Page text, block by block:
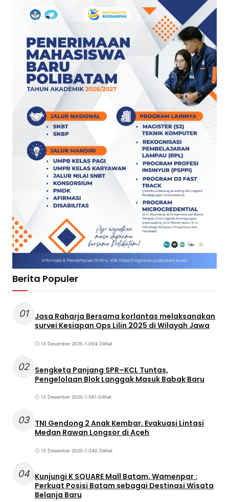
Berita Populer
01
Jasa Raharja Bersama korlantas melaksanakan
survei Kesiapan Ops Lilin 2025 di Wilayah Jawa
13 Desember 2025•1.094 Dilihat
02 Sengketa Panjang SPR–KCL Tuntas,
Pengelolaan Blok Langgak Masuk Babak Baru
13 Desember 2025•1.081 Dilihat
03 TNI Gendong 2 Anak Kembar, Evakuasi Lintasi
Medan Rawan Longsor di Aceh
13 Desember 2025•1.040 Dilihat
04 Kunjungi K SQUARE Mall Batam, Wamenpar :
Perkuat Posisi Batam sebagai Destinasi Wisata
Belanja Baru